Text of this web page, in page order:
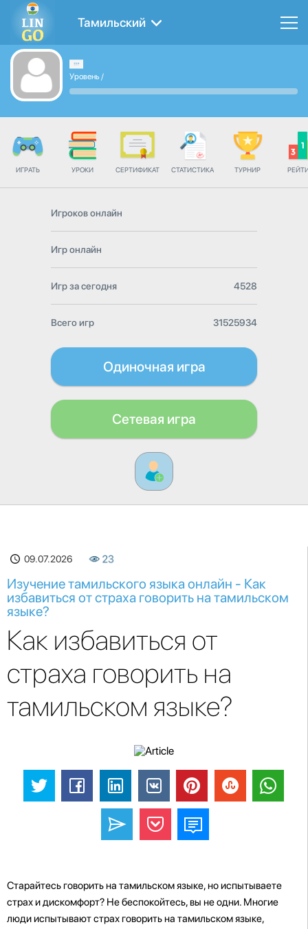
Тамильский
Уровень /
ИГРАТЬ УРОКИ СЕРТИФИКАТ СТАТИСТИКА ТУРНИР
Игроков онлайн
Игр онлайн
Игр за сегодня 4528
Всего игр 31525934
Одиночная игра
Сетевая игра
09.07.2026 23
Изучение тамильского языка онлайн - Как
избавиться от страха говорить на тамильском
языке?
Как избавиться от
страха говорить на
тамильском языке?
Старайтесь говорить на тамильском языке, но испытываете
страх и дискомфорт? Не беспокойтесь, вы не одни. Многие
люди испытывают страх говорить на тамильском языке,